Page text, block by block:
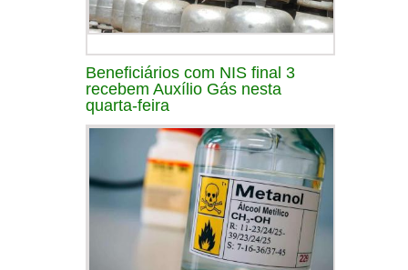
Beneficiários com NIS final 3
recebem Auxílio Gás nesta
quarta-feira